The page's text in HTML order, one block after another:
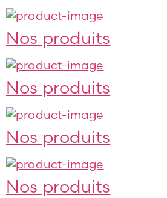
Nos produits
Nos produits
Nos produits
Nos produits